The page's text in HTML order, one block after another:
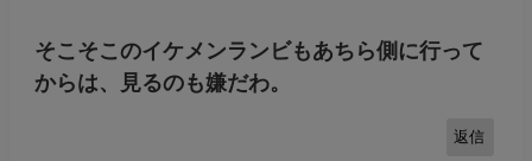
そこそこのイケメンランビもあちら側に行って
からは、見るのも嫌だわ。
返信